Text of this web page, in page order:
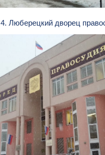
4. Люберецкий дворец